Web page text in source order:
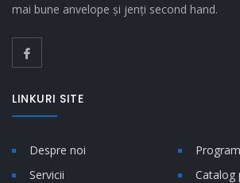
mai bune anvelope și jenți second hand.
LINKURI SITE
Despre noi
Servicii
Catalog